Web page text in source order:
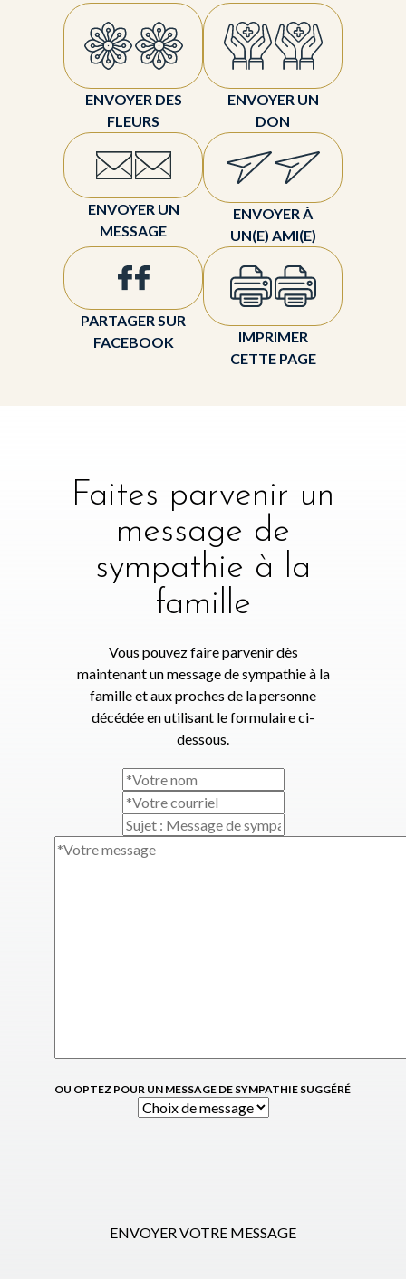
ENVOYER DES
FLEURS
ENVOYER UN
DON
ENVOYER UN
MESSAGE
ENVOYER À
UN(E) AMI(E)
PARTAGER SUR
FACEBOOK
IMPRIMER
CETTE PAGE
Faites parvenir un
message de
sympathie à la
famille
Vous pouvez faire parvenir dès
maintenant un message de sympathie à la
famille et aux proches de la personne
décédée en utilisant le formulaire ci-
dessous.
OU OPTEZ POUR UN MESSAGE DE SYMPATHIE SUGGÉRÉ
ENVOYER VOTRE MESSAGE